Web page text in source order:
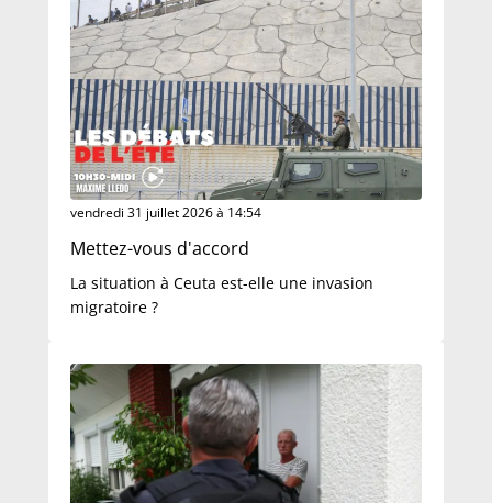
vendredi 31 juillet 2026 à 14:54
Mettez-vous d'accord
La situation à Ceuta est-elle une invasion
migratoire ?